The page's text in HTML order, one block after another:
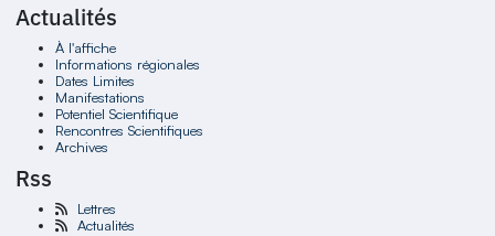
Actualités
À l'affiche
Informations régionales
Dates Limites
Manifestations
Potentiel Scientifique
Rencontres Scientifiques
Archives
Rss
Lettres
Actualités